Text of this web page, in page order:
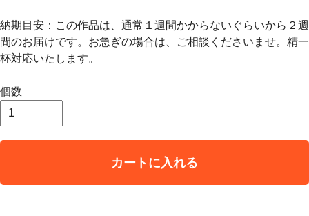
納期目安：この作品は、通常１週間かからないぐらいから２週
間のお届けです。お急ぎの場合は、ご相談くださいませ。精一
杯対応いたします。
個数
カートに入れる